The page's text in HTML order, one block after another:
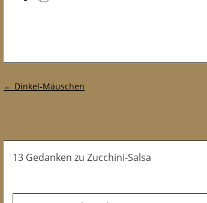
Post-Navigation
← Dinkel-Mäuschen
13 Gedanken zu Zucchini-Salsa